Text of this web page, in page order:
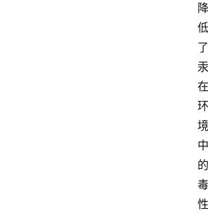
降
低
了
汞
在
环
境
中
的
毒
性